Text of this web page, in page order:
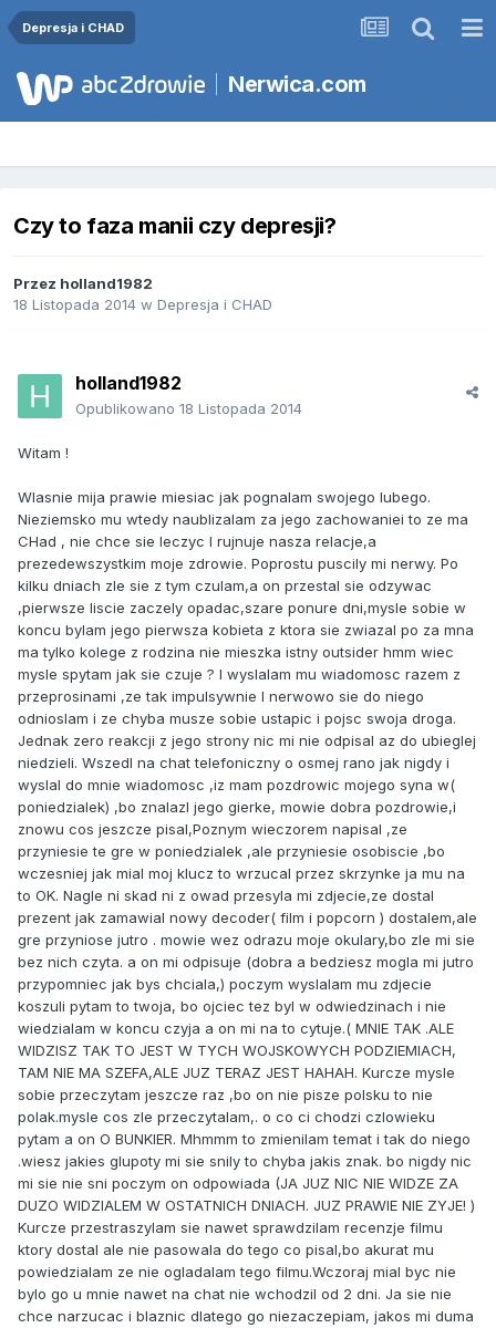
Depresja i CHAD
Nerwica.com
Czy to faza manii czy depresji?
Przez holland1982
18 Listopada 2014 w Depresja i CHAD
holland1982
Opublikowano 18 Listopada 2014
Witam !
Wlasnie mija prawie miesiac jak pognalam swojego lubego.
Nieziemsko mu wtedy naublizalam za jego zachowaniei to ze ma
CHad , nie chce sie leczyc I rujnuje nasza relacje,a
prezedewszystkim moje zdrowie. Poprostu puscily mi nerwy. Po
kilku dniach zle sie z tym czulam,a on przestal sie odzywac
,pierwsze liscie zaczely opadac,szare ponure dni,mysle sobie w
koncu bylam jego pierwsza kobieta z ktora sie zwiazal po za mna
ma tylko kolege z rodzina nie mieszka istny outsider hmm wiec
mysle spytam jak sie czuje ? I wyslalam mu wiadomosc razem z
przeprosinami ,ze tak impulsywnie I nerwowo sie do niego
odnioslam i ze chyba musze sobie ustapic i pojsc swoja droga.
Jednak zero reakcji z jego strony nic mi nie odpisal az do ubieglej
niedzieli. Wszedl na chat telefoniczny o osmej rano jak nigdy i
wyslal do mnie wiadomosc ,iz mam pozdrowic mojego syna w(
poniedzialek) ,bo znalazl jego gierke, mowie dobra pozdrowie,i
znowu cos jeszcze pisal,Poznym wieczorem napisal ,ze
przyniesie te gre w poniedzialek ,ale przyniesie osobiscie ,bo
wczesniej jak mial moj klucz to wrzucal przez skrzynke ja mu na
to OK. Nagle ni skad ni z owad przesyla mi zdjecie,ze dostal
prezent jak zamawial nowy decoder( film i popcorn ) dostalem,ale
gre przyniose jutro . mowie wez odrazu moje okulary,bo zle mi sie
bez nich czyta. a on mi odpisuje (dobra a bedziesz mogla mi jutro
przypomniec jak bys chciala,) poczym wyslalam mu zdjecie
koszuli pytam to twoja, bo ojciec tez byl w odwiedzinach i nie
wiedzialam w koncu czyja a on mi na to cytuje.( MNIE TAK .ALE
WIDZISZ TAK TO JEST W TYCH WOJSKOWYCH PODZIEMIACH,
TAM NIE MA SZEFA,ALE JUZ TERAZ JEST HAHAH. Kurcze mysle
sobie przeczytam jeszcze raz ,bo on nie pisze polsku to nie
polak.mysle cos zle przeczytalam,. o co ci chodzi czlowieku
pytam a on O BUNKIER. Mhmmm to zmienilam temat i tak do niego
.wiesz jakies glupoty mi sie snily to chyba jakis znak. bo nigdy nic
mi sie nie sni poczym on odpowiada (JA JUZ NIC NIE WIDZE ZA
DUZO WIDZIALEM W OSTATNICH DNIACH. JUZ PRAWIE NIE ZYJE! )
Kurcze przestraszylam sie nawet sprawdzilam recenzje filmu
ktory dostal ale nie pasowala do tego co pisal,bo akurat mu
powiedzialam ze nie ogladalam tego filmu.Wczoraj mial byc nie
bylo go u mnie nawet na chat nie wchodzil od 2 dni. Ja sie nie
chce narzucac i blaznic dlatego go niezaczepiam, jakos mi duma